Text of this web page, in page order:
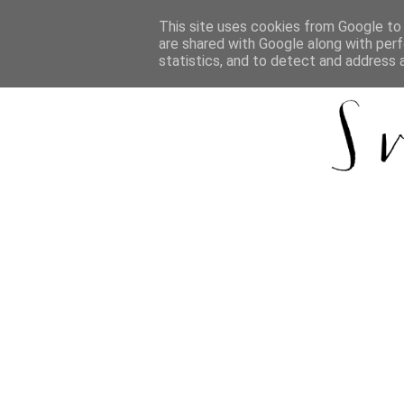
This site uses cookies from Google
are shared with Google along with
statistics, and to detect and address